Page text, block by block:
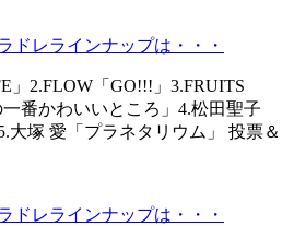
ドレラインナップは・・・
」2.FLOW「GO!!!」3.FRUITS
番かわいいところ」4.松田聖子
大塚 愛「プラネタリウム」 投票＆
ドレラインナップは・・・